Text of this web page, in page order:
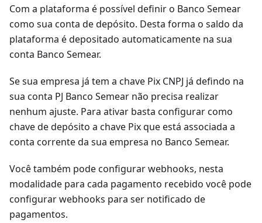
Com a plataforma é possível definir o Banco Semear
como sua conta de depósito. Desta forma o saldo da
plataforma é depositado automaticamente na sua
conta Banco Semear.
Se sua empresa já tem a chave Pix CNPJ já defindo na
sua conta PJ Banco Semear não precisa realizar
nenhum ajuste. Para ativar basta configurar como
chave de depósito a chave Pix que está associada a
conta corrente da sua empresa no Banco Semear.
Você também pode configurar webhooks, nesta
modalidade para cada pagamento recebido você pode
configurar webhooks para ser notificado de
pagamentos.